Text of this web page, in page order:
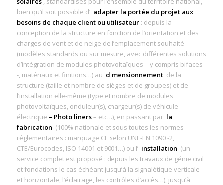
bien qu’il soit possible d’ adapter la portée du projet aux
besoins de chaque client ou utilisateur: depuis la
conception de la structure en fonction de l’orientation et des
charges de vent et de neige de l’emplacement souhaité
(modèles standards ou sur mesure, avec différentes solutions
d’intégration de modules photovoltaïques – y compris bifaces
-, matériaux et finitions…) au dimensionnementde la
structure (taille et nombre de sièges et de groupes) et de
l’installation elle-même (type et nombre de modules
photovoltaïques, onduleur(s), chargeur(s) de véhicule
électrique – Photo liners– etc…), en passant par la
fabrication (100% nationale et sous toutes les normes
réglementaires : marquage CE selon UNE-EN 1090 -2,
CTE/Eurocodes, ISO 14001 et 9001…) ou l’ installation (un
service complet est proposé : depuis les travaux de génie civil
et fondations le cas échéant jusqu’à la signalétique verticale
et horizontale, l’éclairage, les contrôles d’accès…), jusqu’à